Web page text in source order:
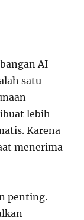
AI
satu
lebih
Karena
menerima
penting.